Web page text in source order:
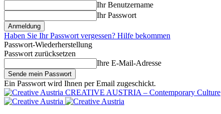
Ihr Benutzername
Ihr Passwort
Haben Sie Ihr Passwort vergessen? Hilfe bekommen
Passwort-Wiederherstellung
Passwort zurücksetzen
Ihre E-Mail-Adresse
Ein Passwort wird Ihnen per Email zugeschickt.
CREATIVE AUSTRIA – Contemporary Culture